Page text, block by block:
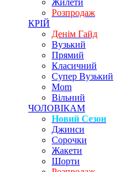
Жилети
Розпродаж
КРІЙ
Денім Гайд
Вузький
Прямий
Класичний
Супер Вузький
Mom
Вільний
ЧОЛОВІКАМ
Новий Сезон
Джинси
Сорочки
Жакети
Шорти